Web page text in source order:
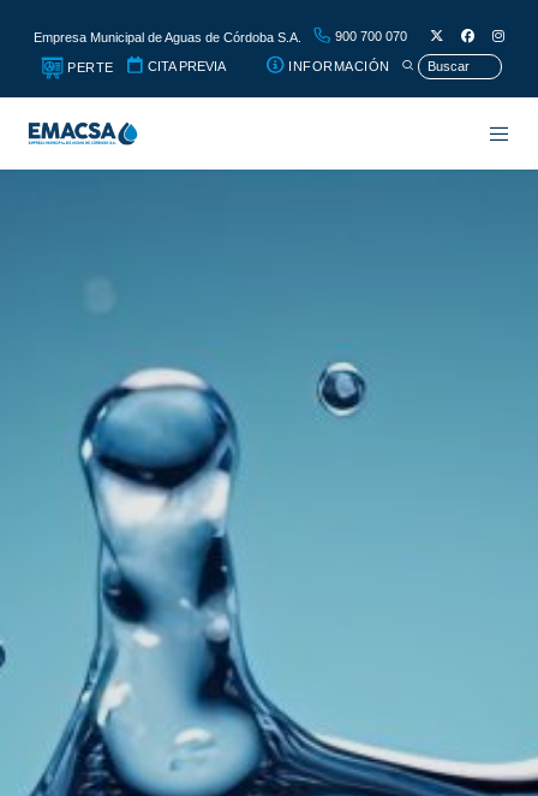
Empresa Municipal de Aguas de Córdoba S.A. 900 700 070
PERTE CITA PREVIA INFORMACIÓN